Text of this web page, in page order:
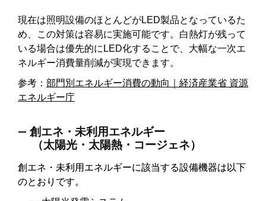
現在は照明設備のほとんどがLED製品となっているた
め、この対策は容易に実施可能です。白熱灯が残って
いる場合は優先的にLED化することで、大幅な一次エ
ネルギー消費量削減が実現できます。
参考： 部門別エネルギー消費の動向｜経済産業省 資源
エネルギー庁
― 創エネ・未利用エネルギー
（太陽光・太陽熱・コージェネ）
創エネ・未利用エネルギーに該当する設備機器は以下
のとおりです。